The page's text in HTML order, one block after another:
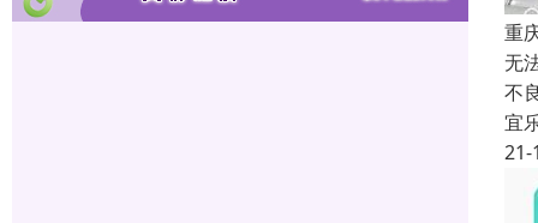
重
无
不
宜
21-